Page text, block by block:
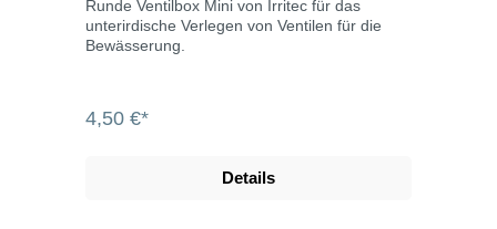
Runde Ventilbox Mini von Irritec für das
unterirdische Verlegen von Ventilen für die
Bewässerung.
4,50 €*
Details